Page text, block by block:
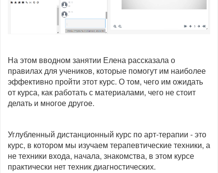
На этом вводном занятии Елена рассказала о
правилах для учеников, которые помогут им наиболее
эффективно пройти этот курс. О том, чего им ожидать
от курса, как работать с материалами, чего не стоит
делать и многое другое.
Углубленный дистанционный курс по арт-терапии - это
курс, в котором мы изучаем терапевтические техники, а
не техники входа, начала, знакомства, в этом курсе
практически нет техник диагностических.